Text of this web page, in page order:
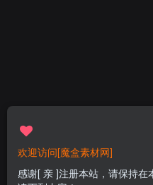
欢迎访问[魔盒素材网]
感谢[ 亲 ]注册本站，请保持